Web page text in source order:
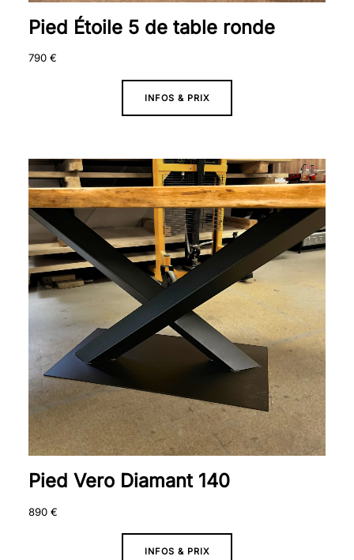
Pied Étoile 5 de table ronde
790 €
INFOS & PRIX
Pied Vero Diamant 140
890 €
INFOS & PRIX